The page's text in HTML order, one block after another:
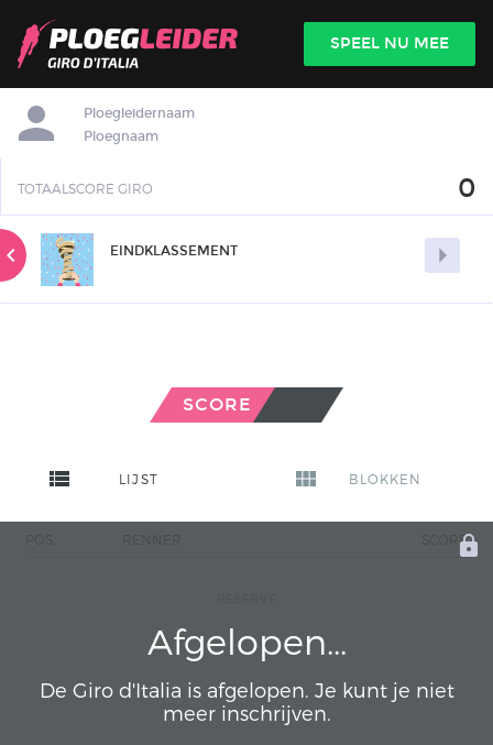
INLOGGEN 
SPEEL NU MEE
Ploegleidernaam
Ploegnaam
TOTAALSCORE GIRO 0

EINDKLASSEMENT
Afgelopen...
De Giro d'Italia is afgelopen. Je kunt je niet
meer inschrijven.
SCORE
view_list LIJST view_module BLOKKEN
SCORE